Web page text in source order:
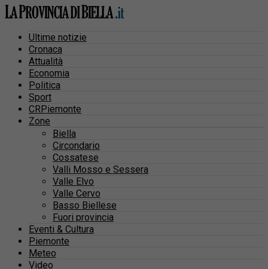
Ultime notizie
Cronaca
Attualità
Economia
Politica
Sport
CRPiemonte
Zone
Biella
Circondario
Cossatese
Valli Mosso e Sessera
Valle Elvo
Valle Cervo
Basso Biellese
Fuori provincia
Eventi & Cultura
Piemonte
Meteo
Video